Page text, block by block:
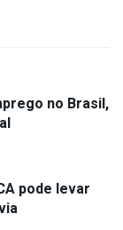
no Brasil,
pode levar